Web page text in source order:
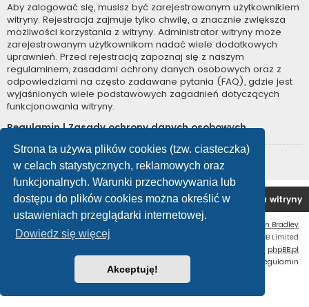
Strona ta używa plików cookies (tzw. ciasteczka)
w celach statystycznych, reklamowych oraz
funkcjonalnych. Warunki przechowywania lub
dostępu do plików cookies można określić w
ustawieniach przeglądarki internetowej.
Dowiedz się więcej
Akceptuję!
Aby zalogować się, musisz być zarejestrowanym użytkownikiem
witryny. Rejestracja zajmuje tylko chwilę, a znacznie zwiększa
możliwości korzystania z witryny. Administrator witryny może
zarejestrowanym użytkownikom nadać wiele dodatkowych
uprawnień. Przed rejestracją zapoznaj się z naszym
regulaminem, zasadami ochrony danych osobowych oraz z
odpowiedziami na często zadawane pytania (FAQ), gdzie jest
wyjaśnionych wiele podstawowych zagadnień dotyczących
funkcjonowania witryny.
Regulamin|Zasady ochrony danych osobowych
Zarejestruj się
Forum OC PL Strona główna Usuń ciasteczka witryny
Ian Bradley
Technologię dostarcza
® Forum Software © phpBB Limited
phpBB.pl
Regulamin